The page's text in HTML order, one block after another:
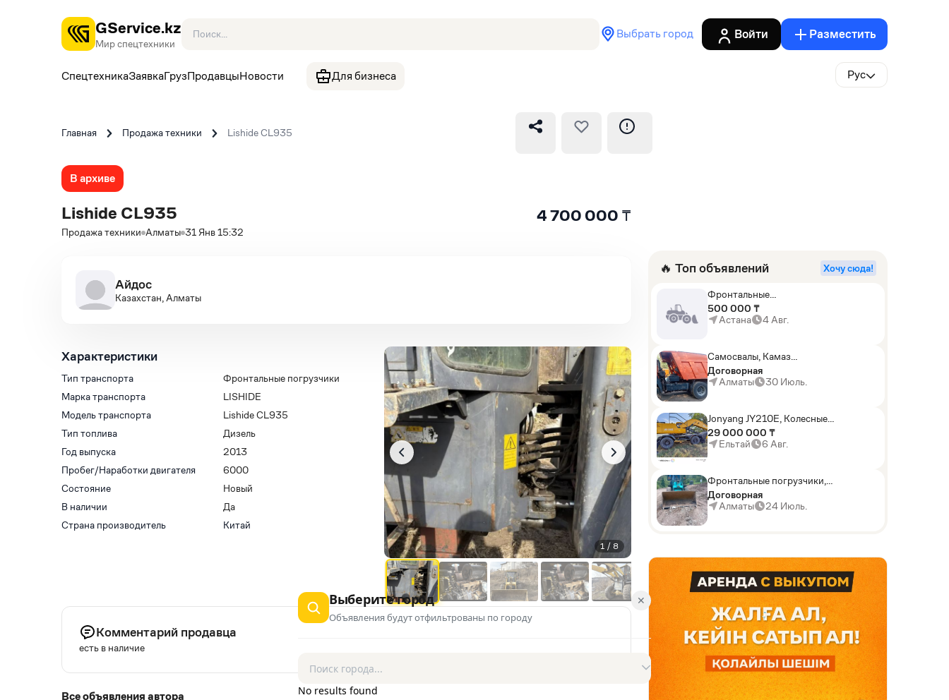
GService.kz
Мир спецтехники
Выбрать город Войти Разместить
СпецтехникаЗаявкаГрузПродавцыНовости Для бизнеса Рус
Главная Продажа техники Lishide CL935
В архиве
Lishide CL935
Продажа техники Алматы 31 Янв 15:32
4 700 000 ₸
Айдос
Казахстан, Алматы
Характеристики
Тип транспорта
Фронтальные погрузчики
Марка транспорта
LISHIDE
Модель транспорта
Lishide CL935
Тип топлива
Дизель
Год выпуска
2013
Пробег/Наработки двигателя
6000
Состояние
Новый
В наличии
Да
Страна производитель
Китай
1 / 8
Комментарий продавца
есть в наличие
Все объявления автора
🔥 Топ объявлений Хочу сюда!
Фронтальные
погрузчики,Экскаваторы-
погрузчики,Мини-
погрузчики,Горные
500 000 ₸
Астана
4 Авг.
Самосвалы, Камаз
АГП-29РТ (шасси
KАМАЗ-43114 6x6)
Договорная
Алматы
30 Июль.
Jonyang JY210E, Колесные
экскаваторы
29 000 000 ₸
Ельтай
6 Авг.
Фронтальные погрузчики,
Sunward ZYJ 320
Договорная
Алматы
24 Июль.
✕
Выберите город
Объявления будут отфильтрованы по городу
No results found